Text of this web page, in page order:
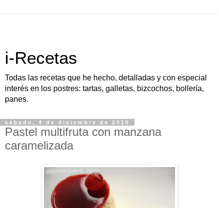
i-Recetas
Todas las recetas que he hecho, detalladas y con especial
interés en los postres: tartas, galletas, bizcochos, bollería,
panes.
sábado, 4 de diciembre de 2010
Pastel multifruta con manzana
caramelizada